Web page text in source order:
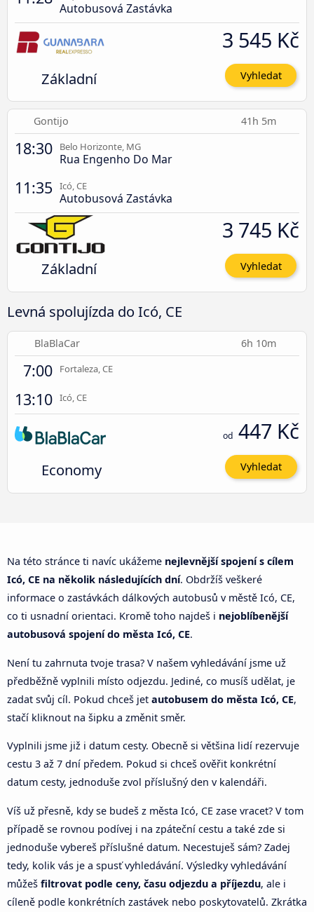
Autobusová Zastávka
Základní
3 545 Kč
Vyhledat
Gontijo 41h 5m
18:30 Belo Horizonte, MG
Rua Engenho Do Mar
11:35 Icó, CE
Autobusová Zastávka
Základní
3 745 Kč
Vyhledat
Levná spolujízda do Icó, CE
BlaBlaCar 6h 10m
7:00 Fortaleza, CE
13:10 Icó, CE
Economy
od 447 Kč
Vyhledat
Na této stránce ti navíc ukážeme nejlevnější spojení s cílem
Icó, CE na několik následujících dní. Obdržíš veškeré
informace o zastávkách dálkových autobusů v městě Icó, CE,
co ti usnadní orientaci. Kromě toho najdeš i nejoblíbenější
autobusová spojení do města Icó, CE.
Není tu zahrnuta tvoje trasa? V našem vyhledávání jsme už
předběžně vyplnili místo odjezdu. Jediné, co musíš udělat, je
zadat svůj cíl. Pokud chceš jet autobusem do města Icó, CE,
stačí kliknout na šipku a změnit směr.
Vyplnili jsme již i datum cesty. Obecně si většina lidí rezervuje
cestu 3 až 7 dní předem. Pokud si chceš ověřit konkrétní
datum cesty, jednoduše zvol příslušný den v kalendáři.
Víš už přesně, kdy se budeš z města Icó, CE zase vracet? V tom
případě se rovnou podívej i na zpáteční cestu a také zde si
jednoduše vybereš příslušné datum. Necestuješ sám? Zadej
tedy, kolik vás je a spusť vyhledávání. Výsledky vyhledávání
můžeš filtrovat podle ceny, času odjezdu a příjezdu, ale i
cíleně podle konkrétních zastávek nebo poskytovatelů. Zkrátka